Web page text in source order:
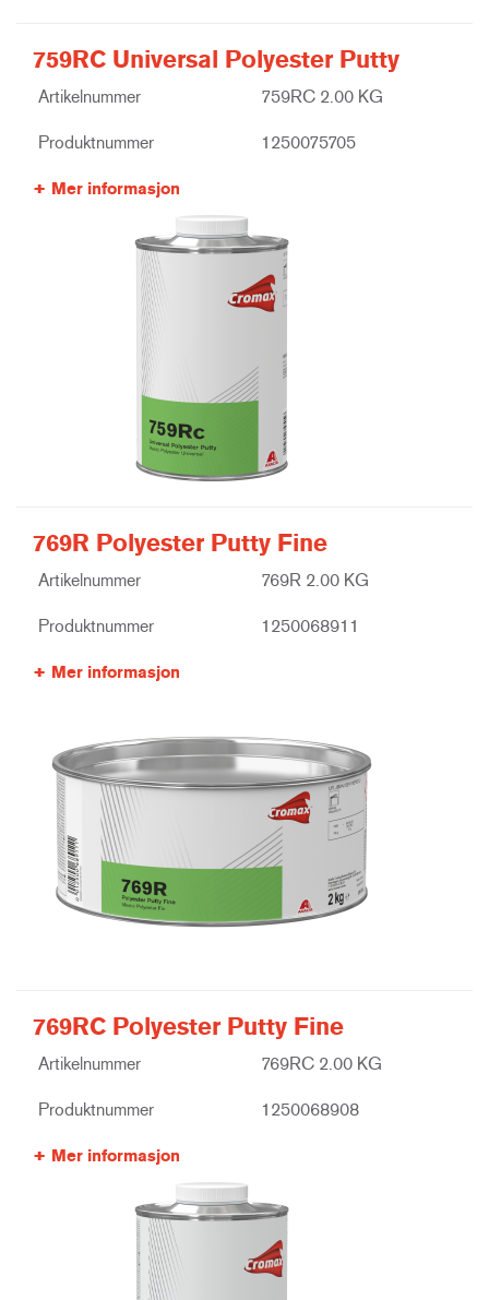
759RC Universal Polyester Putty
Artikelnummer 759RC 2.00 KG
Produktnummer 1250075705
Mer informasjon
769R Polyester Putty Fine
Artikelnummer 769R 2.00 KG
Produktnummer 1250068911
Mer informasjon
769RC Polyester Putty Fine
Artikelnummer 769RC 2.00 KG
Produktnummer 1250068908
Mer informasjon